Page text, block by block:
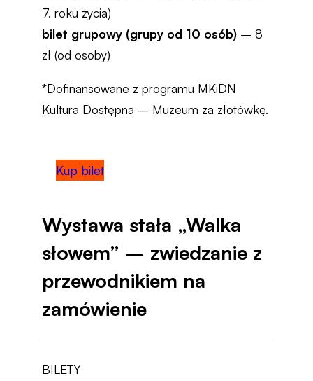
7. roku życia)
bilet grupowy (grupy od 10 osób) – 8
zł (od osoby)
*Dofinansowane z programu MKiDN
Kultura Dostępna – Muzeum za złotówkę.
Kup bilet
Wystawa stała „Walka
słowem” – zwiedzanie z
przewodnikiem na
zamówienie
BILETY